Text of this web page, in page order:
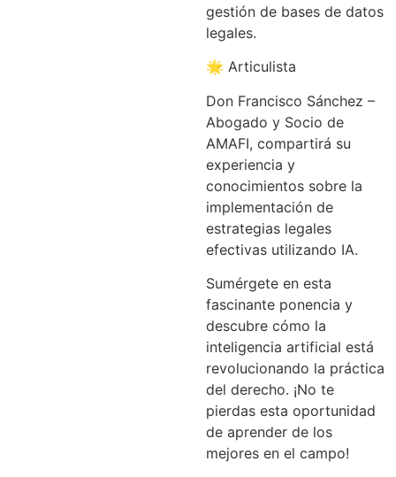
gestión de bases de datos
legales.
🌟 Articulista
Don Francisco Sánchez –
Abogado y Socio de
AMAFI, compartirá su
experiencia y
conocimientos sobre la
implementación de
estrategias legales
efectivas utilizando IA.
Sumérgete en esta
fascinante ponencia y
descubre cómo la
inteligencia artificial está
revolucionando la práctica
del derecho. ¡No te
pierdas esta oportunidad
de aprender de los
mejores en el campo!